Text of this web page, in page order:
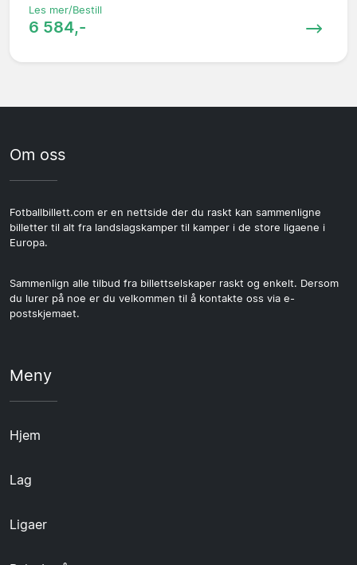
Les mer/Bestill
6 584,-
Om oss
Fotballbillett.com er en nettside der du raskt kan sammenligne
billetter til alt fra landslagskamper til kamper i de store ligaene i
Europa.
Sammenlign alle tilbud fra billettselskaper raskt og enkelt. Dersom
du lurer på noe er du velkommen til å kontakte oss via e-
postskjemaet.
Meny
Hjem
Lag
Ligaer